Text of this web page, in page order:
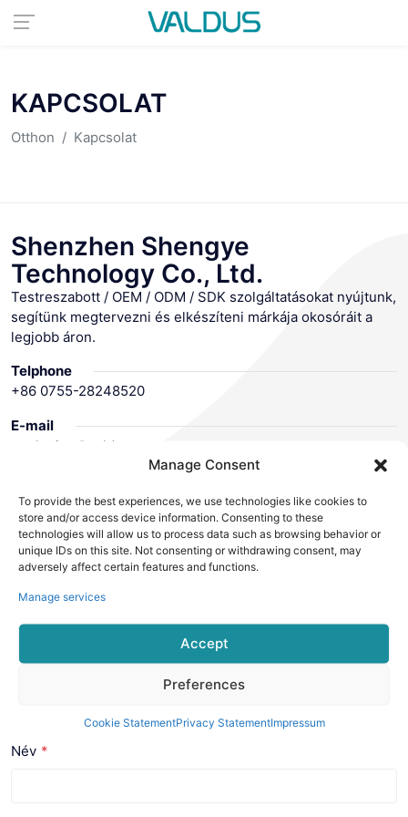
Manage Consent
To provide the best experiences, we use technologies like cookies to
store and/or access device information. Consenting to these
technologies will allow us to process data such as browsing behavior or
unique IDs on this site. Not consenting or withdrawing consent, may
adversely affect certain features and functions.
Manage services
Accept
Preferences
Cookie StatementPrivacy StatementImpressum
KAPCSOLAT
Otthon Kapcsolat
Shenzhen Shengye
Technology Co., Ltd.
Testreszabott / OEM / ODM / SDK szolgáltatásokat nyújtunk,
segítünk megtervezni és elkészíteni márkája okosóráit a
legjobb áron.
Telphone
+86 0755-28248520
E-mail
marketing@valdus.com
+86 13751124808
Office/ Factory Address
5th Floor, Building B, Industrial Service Science and
Technology Innovation Building, Shanshui 2nd Road,
Yuanshan Street, Longgang District, Shenzhen, Guangdong,
Hagyj üzenetet
Mondja el, milyen termékre van szüksége, vagy egyedi
üzenetére válaszolunk.
Név